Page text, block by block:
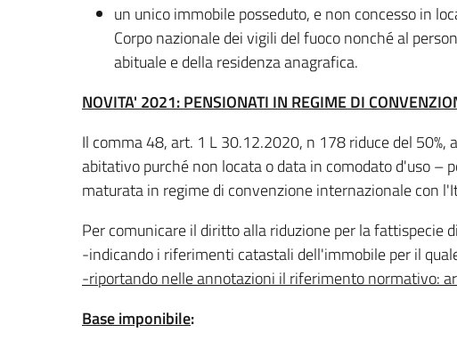
un unico immobile posseduto, e non concesso in
Corpo nazionale dei vigili del fuoco nonché al
abituale e della residenza anagrafica.
NOVITA' 2021: PENSIONATI IN REGIME DI
Il comma 48, art. 1 L 30.12.2020, n 178 riduce del
abitativo purché non locata o data in comodato d'uso –
maturata in regime di convenzione internazionale con
Per comunicare il diritto alla riduzione per la fattispecie
-indicando i riferimenti catastali dell'immobile per il
-riportando nelle annotazioni il riferimento normativo:
Base imponibile: